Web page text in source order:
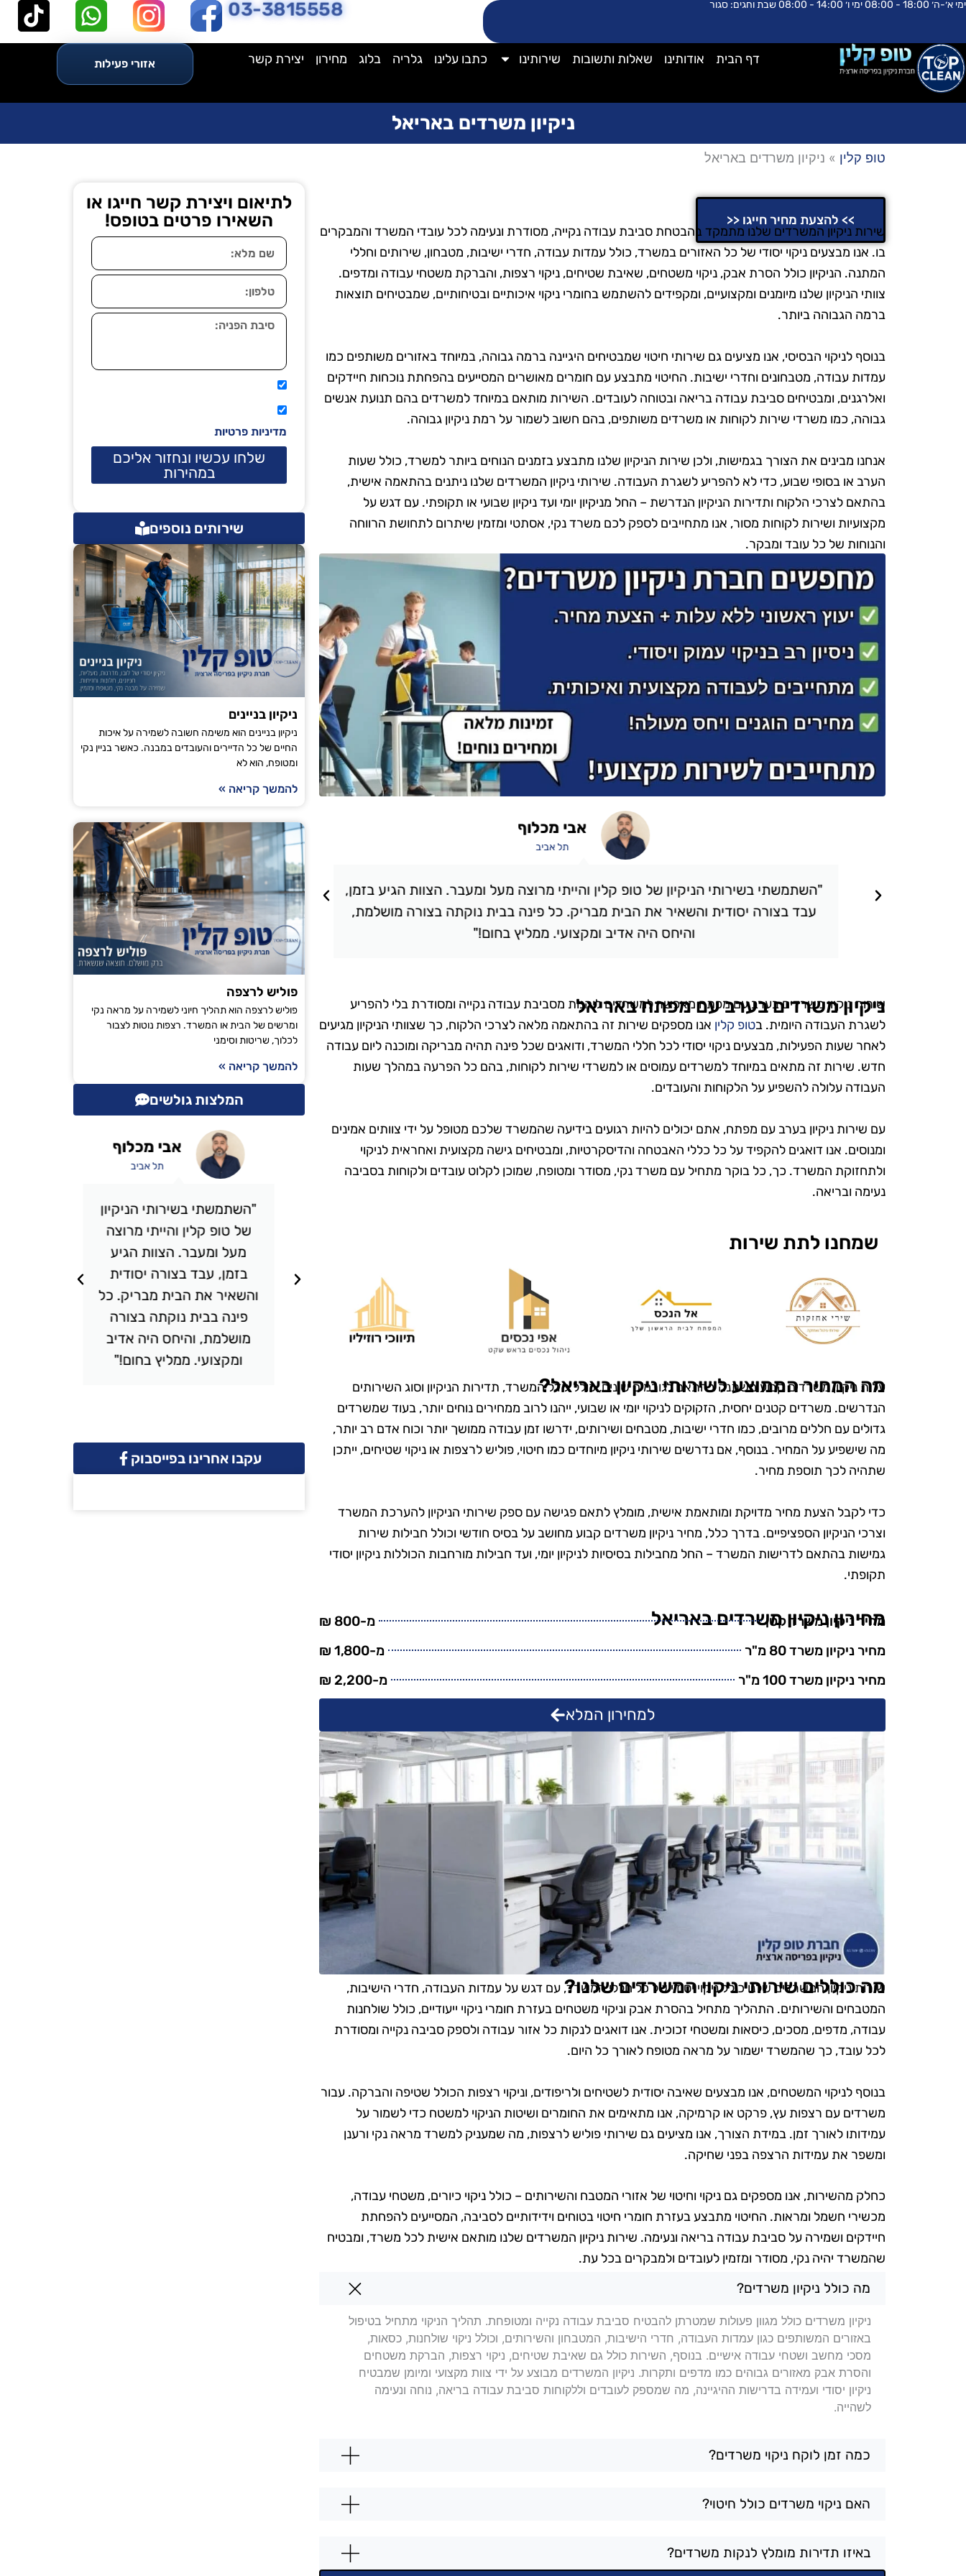
לתוכן
דילוג
ימי א׳-ה׳ 18:00 - 08:00 ימי ו׳ 14:00 - 08:00 שבת וחגים: סגור 03-3815558
דף הבית אודותינו שאלות ותשובות שירותינו כתבו עלינו גלריה בלוג מחירון יצירת קשר אזורי פעילות
ניקיון משרדים באריאל
טופ קלין » ניקיון משרדים באריאל
ניקיון משרדים באריאל
>> להצעת מחיר חייגו <<
שירות ניקיון המשרדים שלנו מתמקד בהבטחת סביבת עבודה נקייה, מסודרת ונעימה לכל עובדי המשרד והמבקרים
בו. אנו מבצעים ניקוי יסודי של כל האזורים במשרד, כולל עמדות עבודה, חדרי ישיבות, מטבחון, שירותים וחללי
המתנה. הניקיון כולל הסרת אבק, ניקוי משטחים, שאיבת שטיחים, ניקוי רצפות, והברקת משטחי עבודה ומדפים.
צוותי הניקיון שלנו מיומנים ומקצועיים, ומקפידים להשתמש בחומרי ניקוי איכותיים ובטיחותיים, שמבטיחים תוצאות
ברמה הגבוהה ביותר.
בנוסף לניקוי הבסיסי, אנו מציעים גם שירותי חיטוי שמבטיחים היגיינה ברמה גבוהה, במיוחד באזורים משותפים כמו
עמדות עבודה, מטבחונים וחדרי ישיבות. החיטוי מתבצע עם חומרים מאושרים המסייעים בהפחתת נוכחות חיידקים
ואלרגנים, ומבטיחים סביבת עבודה בריאה ובטוחה לעובדים. השירות מותאם במיוחד למשרדים בהם תנועת אנשים
גבוהה, כמו משרדי שירות לקוחות או משרדים משותפים, בהם חשוב לשמור על רמת ניקיון גבוהה.
אנחנו מבינים את הצורך בגמישות, ולכן שירות הניקיון שלנו מתבצע בזמנים הנוחים ביותר למשרד, כולל שעות
הערב או בסופי שבוע, כדי לא להפריע לשגרת העבודה. שירותי ניקיון המשרדים שלנו ניתנים בהתאמה אישית,
בהתאם לצרכי הלקוח ותדירות הניקיון הנדרשת – החל מניקיון יומי ועד ניקיון שבועי או תקופתי. עם דגש על
מקצועיות ושירות לקוחות מסור, אנו מתחייבים לספק לכם משרד נקי, אסתטי ומזמין שיתרום לתחושת הרווחה
והנוחות של כל עובד ומבקר.
"השתמשתי בשירותי הניקיון של טופ קלין והייתי מרוצה מעל ומעבר. הצוות הגיע בזמן,
עבד בצורה יסודית והשאיר את הבית מבריק. כל פינה בבית נוקתה בצורה מושלמת,
והיחס היה אדיב ומקצועי. ממליץ בחום!"
אבי מכלוף
תל אביב
"אני עובדת עם טופ קלין כבר מספר חודשים וכל
מגיע בזמן, הניקיון יסודי והבית מרגיש רענן ונקי.
ממליצה לכל מי שמחפש חברת
ניקיון משרדים בערב עם מפתח באריאל
שירות ניקיון משרדים בערב עם מפתח מאפשר למשרדים ליהנות מסביבת עבודה נקייה ומסודרת בלי להפריע
לשגרת העבודה היומית. בטופ קלין אנו מספקים שירות זה בהתאמה מלאה לצרכי הלקוח, כך שצוותי הניקיון מגיעים
לאחר שעות הפעילות, מבצעים ניקוי יסודי לכל חללי המשרד, ודואגים שכל פינה תהיה מבריקה ומוכנה ליום עבודה
חדש. שירות זה מתאים במיוחד למשרדים עמוסים או למשרדי שירות לקוחות, בהם כל הפרעה במהלך שעות
העבודה עלולה להשפיע על הלקוחות והעובדים.
עם שירות ניקיון בערב עם מפתח, אתם יכולים להיות רגועים בידיעה שהמשרד שלכם מטופל על ידי צוותים אמינים
ומנוסים. אנו דואגים להקפיד על כל כללי האבטחה והדיסקרטיות, ומבטיחים גישה מקצועית ואחראית לניקוי
ולתחזוקת המשרד. כך, כל בוקר מתחיל עם משרד נקי, מסודר ומטופח, שמוכן לקלוט עובדים ולקוחות בסביבה
נעימה ובריאה.
שמחנו לתת שירות
מה המחיר הממוצע לשירותי ניקיון באריאל?
עלות ניקיון משרדים קבוע משתנה בהתאם לגורמים שונים, כולל גודל המשרד, תדירות הניקיון וסוג השירותים
הנדרשים. משרדים קטנים יחסית, הזקוקים לניקוי יומי או שבועי, ייהנו לרוב ממחירים נוחים יותר, בעוד שמשרדים
גדולים עם חללים מרובים, כמו חדרי ישיבות, מטבחים ושירותים, ידרשו זמן עבודה ממושך יותר וכוח אדם רב יותר,
מה שישפיע על המחיר. בנוסף, אם נדרשים שירותי ניקיון מיוחדים כמו חיטוי, פוליש לרצפות או ניקוי שטיחים, ייתכן
שתהיה לכך תוספת מחיר.
כדי לקבל הצעת מחיר מדויקת ומותאמת אישית, מומלץ לתאם פגישה עם ספק שירותי הניקיון להערכת המשרד
וצרכי הניקיון הספציפיים. בדרך כלל, מחיר ניקיון משרדים קבוע מחושב על בסיס חודשי וכולל חבילות שירות
גמישות בהתאם לדרישות המשרד – החל מחבילות בסיסיות לניקיון יומי, ועד חבילות מורחבות הכוללות ניקיון יסודי
תקופתי.
מחירון ניקיון משרדים באריאל
מחיר ניקיון משרד קטן
מ-800 ₪
מחיר ניקיון משרד 80 מ"ר
מ-1,800 ₪
מחיר ניקיון משרד 100 מ"ר
מ-2,200 ₪
למחירון המלא
מה כוללים שירותי ניקוי המשרדים שלנו?
שירות ניקיון המשרדים שלנו כולל ניקוי יסודי של כל חללי המשרד, עם דגש על עמדות העבודה, חדרי הישיבות,
המטבחים והשירותים. התהליך מתחיל בהסרת אבק וניקוי משטחים בעזרת חומרי ניקוי ייעודיים, כולל שולחנות
עבודה, מדפים, מסכים, כיסאות ומשטחי זכוכית. אנו דואגים לנקות כל אזור עבודה ולספק סביבה נקייה ומסודרת
לכל עובד, כך שהמשרד ישמור על מראה מטופח לאורך כל היום.
בנוסף לניקוי המשטחים, אנו מבצעים שאיבה יסודית לשטיחים ולריפודים, וניקוי רצפות הכולל שטיפה והברקה. עבור
משרדים עם רצפות עץ, פרקט או קרמיקה, אנו מתאימים את החומרים ושיטות הניקוי למשטח כדי לשמור על
עמידותו לאורך זמן. במידת הצורך, אנו מציעים גם שירותי פוליש לרצפות, מה שמעניק למשרד מראה נקי ורענן
ומשפר את עמידות הרצפה בפני שחיקה.
כחלק מהשירות, אנו מספקים גם ניקוי וחיטוי של אזורי המטבח והשירותים – כולל ניקוי כיורים, משטחי עבודה,
מכשירי חשמל ומראות. החיטוי מתבצע בעזרת חומרי חיטוי בטוחים וידידותיים לסביבה, המסייעים להפחתת
חיידקים ושמירה על סביבת עבודה בריאה ונעימה. שירות ניקיון המשרדים שלנו מותאם אישית לכל משרד, ומבטיח
שהמשרד יהיה נקי, מסודר ומזמין לעובדים ולמבקרים בכל עת.
שאלות בנושא ניקיון משרדים באריאל
מה כולל ניקיון משרדים?
ניקיון משרדים כולל מגוון פעולות שמטרתן להבטיח סביבת עבודה נקייה ומטופחת. תהליך הניקוי מתחיל בטיפול
באזורים המשותפים כגון עמדות העבודה, חדרי הישיבות, המטבחון והשירותים, וכולל ניקוי שולחנות, כסאות,
מסכי מחשב ושטחי עבודה אישיים. בנוסף, השירות כולל גם שאיבת שטיחים, ניקוי רצפות, הברקת משטחים
והסרת אבק מאזורים גבוהים כמו מדפים ותקרות. ניקיון המשרדים מבוצע על ידי צוות מקצועי ומיומן שמבטיח
ניקיון יסודי ועמידה בדרישות ההיגיינה, מה שמספק לעובדים וללקוחות סביבת עבודה בריאה, נוחה ונעימה
לשהייה.
כמה זמן לוקח ניקוי משרדים?
האם ניקוי משרדים כולל חיטוי?
באיזו תדירות מומלץ לנקות משרדים?
לתיאום ויצירת קשר חייגו או
השאירו פרטים בטופס!
מדיניות פרטיות
שלחו עכשיו ונחזור אליכם
במהירות
שירותים נוספים
ניקיון בניינים
ניקיון בניינים הוא משימה חשובה לשמירה על איכות
החיים של כל הדיירים והעובדים במבנה. כאשר בניין נקי
ומטופח, הוא לא
להמשך קריאה »
פוליש לרצפה
פוליש לרצפה הוא תהליך חיוני לשמירה על מראה נקי
ומרשים של הבית או המשרד. רצפות נוטות לצבור
לכלוך, שריטות וסימני
להמשך קריאה »
המלצות גולשים
הפרטים הקטנים, וגם
הקפידו להשתמש בחומרים
אין ספק שאמשיך להשתמש
בשירותיהם."
שמרית סבג
רמת גן
התאכזבתי. הצוות הגיע
בזמן, היה מאוד מקצועי
והשאיר את הבית נקי
ומסודר בדיוק כמו שציפיתי.
שלהם שוב בעתיד!"
רועי בן-דוד
בת ים
"השתמשתי בשירותי הניקיון
של טופ קלין והייתי מרוצה
מעל ומעבר. הצוות הגיע
בזמן, עבד בצורה יסודית
והשאיר את הבית מבריק. כל
פינה בבית נוקתה בצורה
מושלמת, והיחס היה אדיב
ומקצועי. ממליץ בחום!"
אבי מכלוף
תל אביב
עקבו אחרינו בפייסבוק